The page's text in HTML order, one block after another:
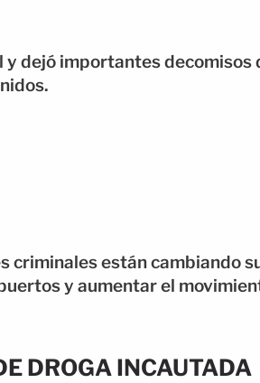
dejó importantes decomisos
criminales están cambiando
y aumentar el
DROGA INCAUTADA